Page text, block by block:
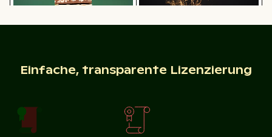
Stapel von verschiedenen
Schokoladentafeln mit Nüssen
Wunderkerze mit Botschaft
Budget verbrannt
Gefrorener Ast mit kunstvollen Eisformationen
Sandweg zur Insel Ko Nui
Einfache, transparente Lizenzierung